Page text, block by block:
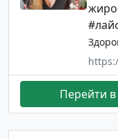
Перейти в